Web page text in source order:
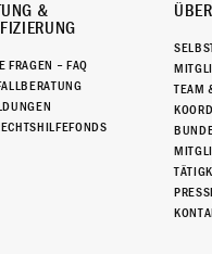
&
FRAGEN – FAQ
TEAM